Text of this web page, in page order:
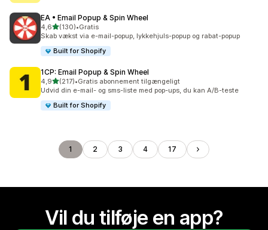
EA • Email Popup & Spin Wheel
4,6ud af 5 stjerner
(130)
130 anmeldelser i alt
•Gratis
Skab vækst via e-mail-popup, lykkehjuls-popup og rabat-popup
Built for Shopify
1CP: Email Popup & Spin Wheel
4,9ud af 5 stjerner
(217)
217 anmeldelser i alt
•Gratis abonnement tilgængeligt
Udvid din e-mail- og sms-liste med pop-ups, du kan A/B-teste
Built for Shopify
1 2 3 4 17
Vil du tilføje en app?